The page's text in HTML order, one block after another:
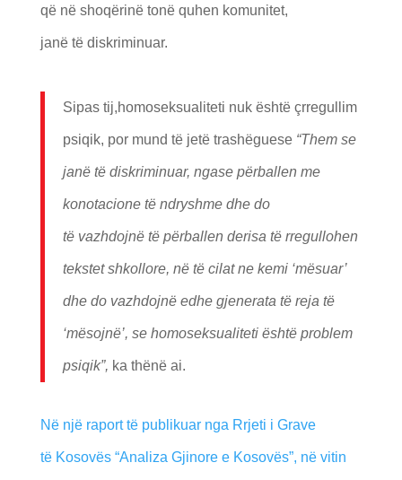
që në shoqërinë tonë quhen komunitet,
janë të diskriminuar.
Sipas tij,homoseksualiteti nuk është çrregullim
psiqik, por mund të jetë trashëguese “Them se
janë të diskriminuar, ngase përballen me
konotacione të ndryshme dhe do
të vazhdojnë të përballen derisa të rregullohen
tekstet shkollore, në të cilat ne kemi ‘mësuar’
dhe do vazhdojnë edhe gjenerata të reja të
‘mësojnë’, se homoseksualiteti është problem
psiqik”, ka thënë ai.
Në një raport të publikuar nga Rrjeti i Grave
të Kosovës “Analiza Gjinore e Kosovës”, në vitin